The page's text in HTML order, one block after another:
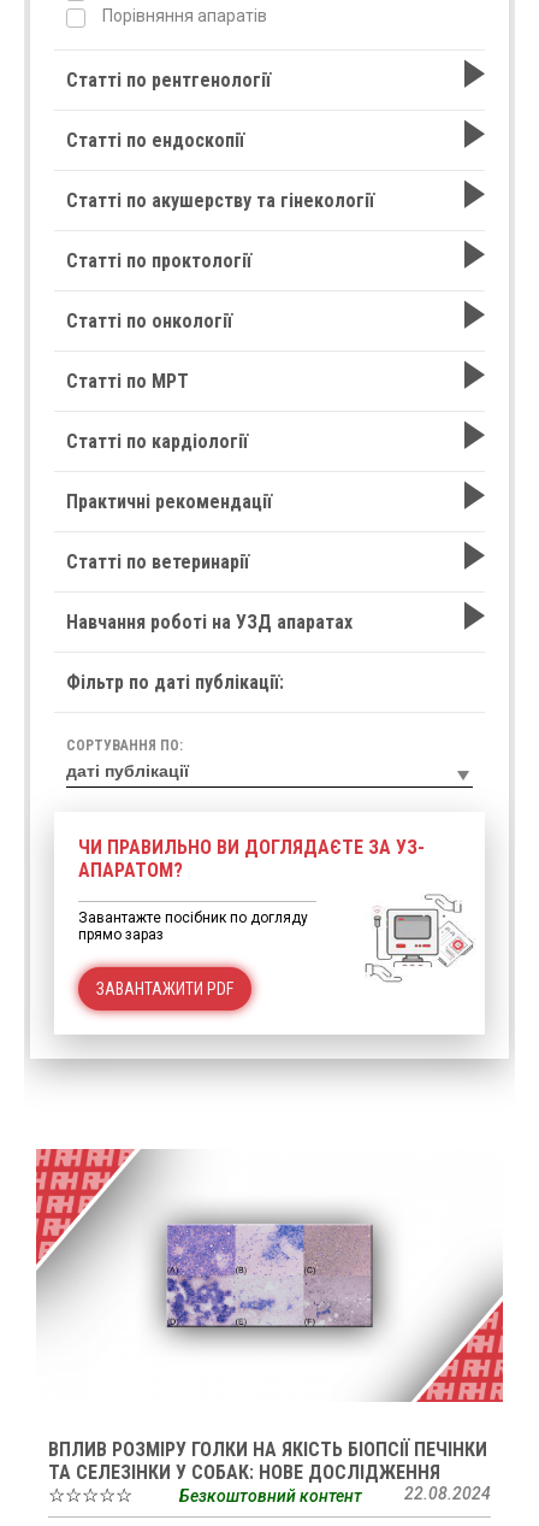
Порівняння апаратів
Статті по рентгенології
Статті по ендоскопії
Статті по акушерству та гінекології
Статті по проктології
Статті по онкології
Статті по МРТ
Статті по кардіології
Практичні рекомендації
Статті по ветеринарії
Навчання роботі на УЗД апаратах
Фільтр по даті публікації:
СОРТУВАННЯ ПО:
ЧИ ПРАВИЛЬНО ВИ ДОГЛЯДАЄТЕ ЗА УЗ-
АПАРАТОМ?
Завантажте посібник по догляду
прямо зараз
ЗАВАНТАЖИТИ PDF
ВПЛИВ РОЗМІРУ ГОЛКИ НА ЯКІСТЬ БІОПСІЇ ПЕЧІНКИ
ТА СЕЛЕЗІНКИ У СОБАК: НОВЕ ДОСЛІДЖЕННЯ
☆☆☆☆☆
22.08.2024
Безкоштовний контент